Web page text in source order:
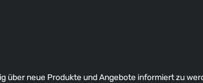
über neue Produkte und Angebote informiert zu